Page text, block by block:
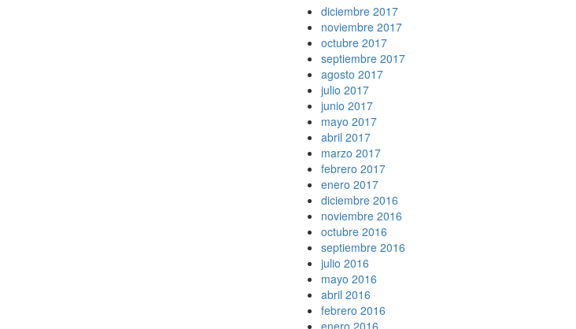
diciembre 2017
noviembre 2017
octubre 2017
septiembre 2017
agosto 2017
julio 2017
junio 2017
mayo 2017
abril 2017
marzo 2017
febrero 2017
enero 2017
diciembre 2016
noviembre 2016
octubre 2016
septiembre 2016
julio 2016
mayo 2016
abril 2016
febrero 2016
enero 2016